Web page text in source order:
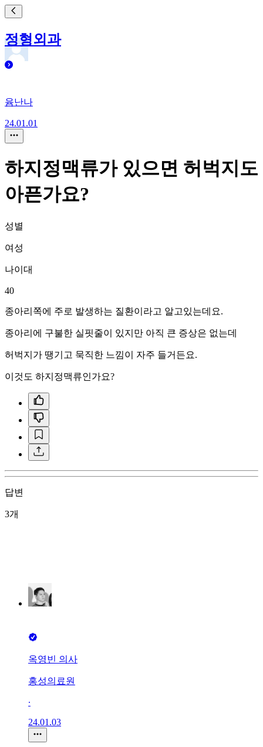
정형외과
윰난나
24.01.01
하지정맥류가 있으면 허벅지도
아픈가요?
성별
여성
나이대
40
종아리쪽에 주로 발생하는 질환이라고 알고있는데요.
종아리에 구불한 실핏줄이 있지만 아직 큰 증상은 없는데
허벅지가 땡기고 묵직한 느낌이 자주 들거든요.
이것도 하지정맥류인가요?
답변
3개
옥영빈 의사
홍성의료원
∙
24.01.03